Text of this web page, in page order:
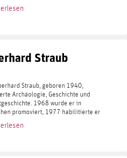
den Karl-Alber-Preis erhielt. Seit
zählt sich Sommerfeld, aus grünem...
Straub
Straub, geboren 1940,
Archäologie, Geschichte und
1968 wurde er in
promoviert, 1977 habilitierte er
Danach war er viele Jahre lang FAZ -
danach ab 1986 für